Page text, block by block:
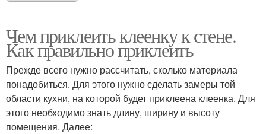
Чем приклеить клеенку к стене.
Как правильно приклеить
Прежде всего нужно рассчитать, сколько материала
понадобиться. Для этого нужно сделать замеры той
области кухни, на которой будет приклеена клеенка. Для
этого необходимо знать длину, ширину и высоту
помещения. Далее: